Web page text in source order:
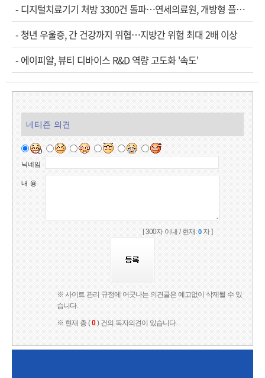
- 디지털치료기기 처방 3300건 돌파…연세의료원, 개방형 플랫폼 성과 공개
- 청년 우울증, 간 건강까지 위협…지방간 위험 최대 2배 이상
- 에이피알, 뷰티 디바이스 R&D 역량 고도화 '속도'
네티즌 의견
닉네임
내 용
[ 300자 이내 / 현재:0자 ]
※ 사이트 관리 규정에 어긋나는 의견글은 예고없이 삭제될 수 있
습니다.
※ 현재 총 (0) 건의 독자의견이 있습니다.